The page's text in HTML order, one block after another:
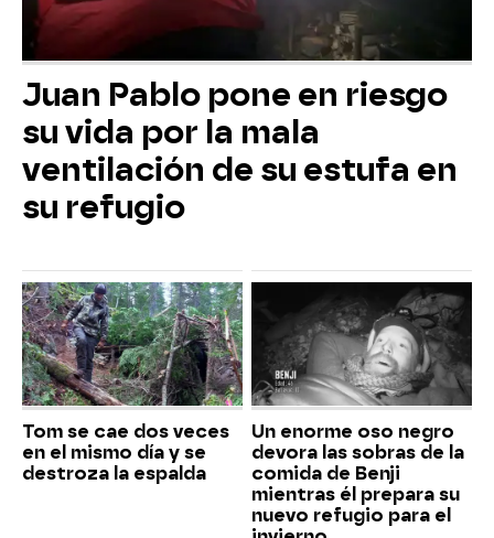
Juan Pablo pone en riesgo
su vida por la mala
ventilación de su estufa en
su refugio
Tom se cae dos veces
en el mismo día y se
destroza la espalda
Un enorme oso negro
devora las sobras de la
comida de Benji
mientras él prepara su
nuevo refugio para el